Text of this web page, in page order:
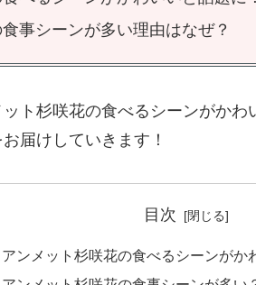
事シーンが多い理由はなぜ？
ト杉咲花の食べるシーンがか
届けしていきます！
目次
アンメット杉咲花の食べるシーンがか